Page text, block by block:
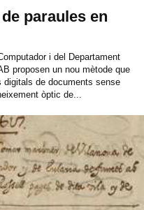
paraules en
i del Departament
proposen un nou mètode que
digitals de documents sense
òptic de...